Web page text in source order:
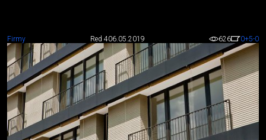
Firmy Red 406.05.2019 626 0+5-0